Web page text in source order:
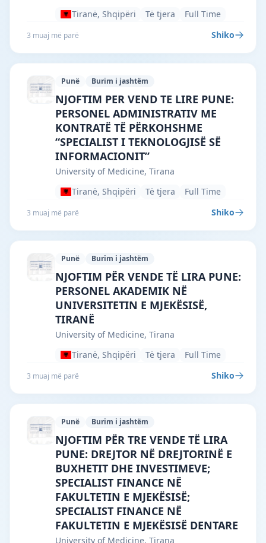
Tiranë, Shqipëri
Të tjera Full Time
3 muaj më parë Shiko
Punë Burim i jashtëm
University of Medicine, Tirana · Tiranë
NJOFTIM PER VEND TE LIRE PUNE:
PERSONEL ADMINISTRATIV ME
KONTRATË TË PËRKOHSHME
“SPECIALIST I TEKNOLOGJISË SË
INFORMACIONIT”
University of Medicine, Tirana
Tiranë, Shqipëri
Të tjera Full Time
3 muaj më parë Shiko
Punë Burim i jashtëm
University of Medicine, Tirana · Tiranë
NJOFTIM PËR VENDE TË LIRA PUNE:
PERSONEL AKADEMIK NË
UNIVERSITETIN E MJEKËSISË,
TIRANË
University of Medicine, Tirana
Tiranë, Shqipëri
Të tjera Full Time
3 muaj më parë Shiko
Punë Burim i jashtëm
University of Medicine, Tirana · Tiranë
NJOFTIM PËR TRE VENDE TË LIRA
PUNE: DREJTOR NË DREJTORINË E
BUXHETIT DHE INVESTIMEVE;
SPECIALIST FINANCE NË
FAKULTETIN E MJEKËSISË;
SPECIALIST FINANCE NË
FAKULTETIN E MJEKËSISË DENTARE
University of Medicine, Tirana